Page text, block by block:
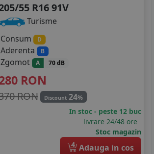
55 R16 91V
Turisme
Consum
D
Aderenta B
Zgomot A 70 dB
RON
RON Discount 24%
In stoc - peste 12 buc
livrare 24/48 ore
Stoc magazin
4 Adauga in cos